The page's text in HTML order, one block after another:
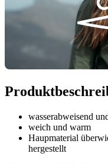
wasserabweisend
weich und warm
Haupmaterial
hergestellt